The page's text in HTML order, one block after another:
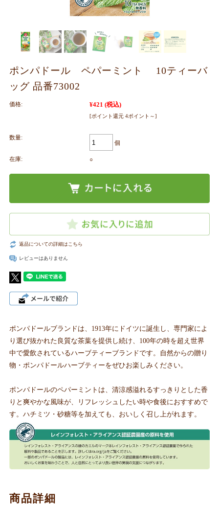
ポンパドール ペパーミント 10ティーバ
ッグ 品番73002
価格: ¥421 (税込)
[ポイント還元 4ポイント～]
数量:
個
在庫: ○
返品についての詳細はこちら
レビューはありません
ポンパドールブランドは、1913年にドイツに誕生し、専門家によ
り選び抜かれた良質な茶葉を提供し続け、100年の時を超え世界
中で愛飲されているハーブティーブランドです。自然からの贈り
物・ポンパドールハーブティーをぜひお楽しみください。
ポンパドールのペパーミントは、清涼感溢れるすっきりとした香
りと爽やかな風味が、リフレッシュしたい時や食後におすすめで
す。ハチミツ・砂糖等を加えても、おいしく召し上がれます。
商品詳細